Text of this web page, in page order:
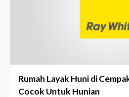
Rumah Layak Huni di
Cocok Untuk Hunian